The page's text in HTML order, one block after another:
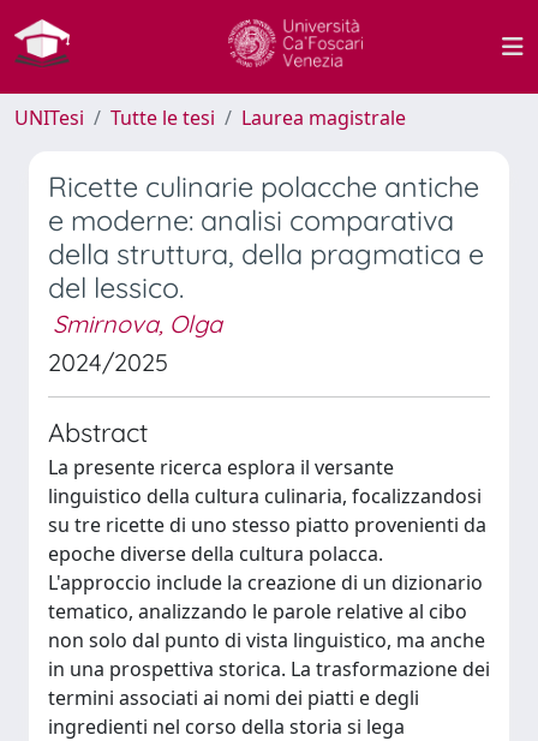
UNITesi Tutte le tesi Laurea magistrale
Ricette culinarie polacche antiche
e moderne: analisi comparativa
della struttura, della pragmatica e
del lessico.
Smirnova, Olga
2024/2025
Abstract
La presente ricerca esplora il versante
linguistico della cultura culinaria, focalizzandosi
su tre ricette di uno stesso piatto provenienti da
epoche diverse della cultura polacca.
L'approccio include la creazione di un dizionario
tematico, analizzando le parole relative al cibo
non solo dal punto di vista linguistico, ma anche
in una prospettiva storica. La trasformazione dei
termini associati ai nomi dei piatti e degli
ingredienti nel corso della storia si lega